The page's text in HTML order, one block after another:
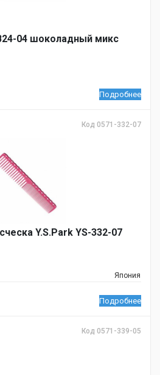
04 шоколадный микс
Подробнее
Код 0571-332-07
Y.S.Park YS-332-07
Япония
Подробнее
Код 0571-339-05